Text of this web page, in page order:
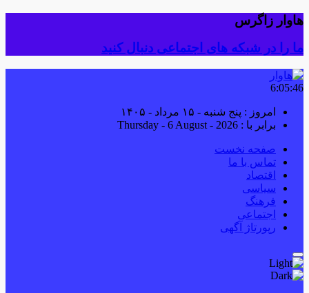
هاوار زاگرس
ما را در شبکه های اجتماعی دنبال کنید
6:05:46
امروز : پنج شنبه - ۱۵ مرداد - ۱۴۰۵
برابر با : Thursday - 6 August - 2026
صفحه نخست
تماس با ما
اقتصاد
سیاسی
فرهنگ
اجتماعی
رپورتاژ آگهی